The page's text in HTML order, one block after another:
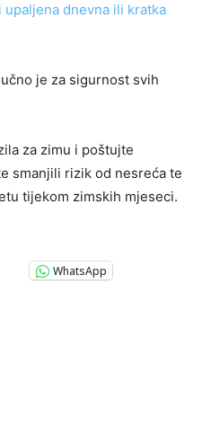
dnevna ili kratka
je za sigurnost svih
za zimu i poštujte
smanjili rizik od nesreća te
tijekom zimskih mjeseci.
WhatsApp